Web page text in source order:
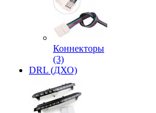
Коннекторы
(3)
DRL (ДХО)